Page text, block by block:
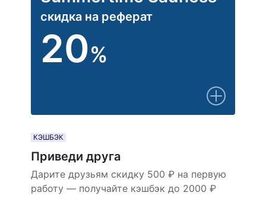
скидка на реферат
20%
КЭШБЭК
Приведи друга
Дарите друзьям скидку 500 ₽ на первую
работу — получайте кэшбэк до 2000 ₽